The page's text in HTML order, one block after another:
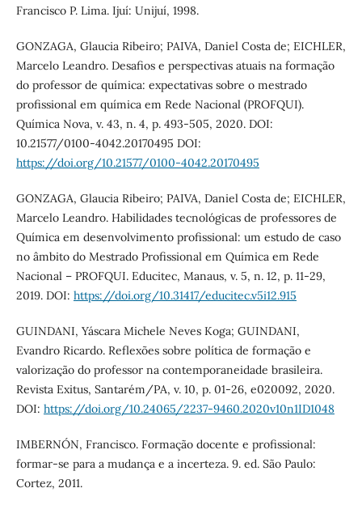
Francisco P. Lima. Ijuí: Unijuí, 1998.
GONZAGA, Glaucia Ribeiro; PAIVA, Daniel Costa de; EICHLER,
Marcelo Leandro. Desafios e perspectivas atuais na formação
do professor de química: expectativas sobre o mestrado
profissional em química em Rede Nacional (PROFQUI).
Química Nova, v. 43, n. 4, p. 493-505, 2020. DOI:
10.21577/0100-4042.20170495 DOI:
https://doi.org/10.21577/0100-4042.20170495
GONZAGA, Glaucia Ribeiro; PAIVA, Daniel Costa de; EICHLER,
Marcelo Leandro. Habilidades tecnológicas de professores de
Química em desenvolvimento profissional: um estudo de caso
no âmbito do Mestrado Profissional em Química em Rede
Nacional – PROFQUI. Educitec, Manaus, v. 5, n. 12, p. 11-29,
2019. DOI: https://doi.org/10.31417/educitec.v5i12.915
GUINDANI, Yáscara Michele Neves Koga; GUINDANI,
Evandro Ricardo. Reflexões sobre política de formação e
valorização do professor na contemporaneidade brasileira.
Revista Exitus, Santarém/PA, v. 10, p. 01-26, e020092, 2020.
DOI: https://doi.org/10.24065/2237-9460.2020v10n1ID1048
IMBERNÓN, Francisco. Formação docente e profissional:
formar-se para a mudança e a incerteza. 9. ed. São Paulo:
Cortez, 2011.